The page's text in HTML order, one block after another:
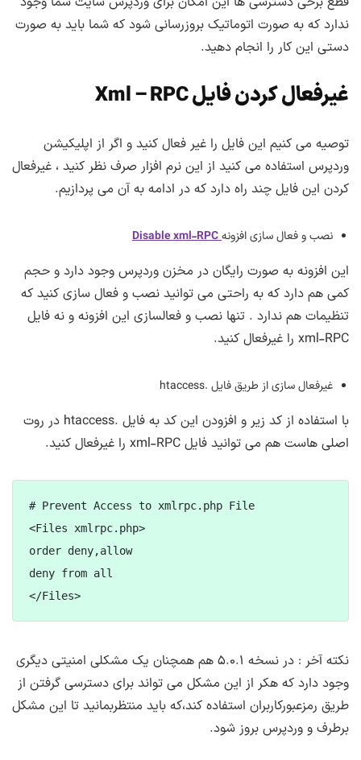
ندارد که به صورت اتوماتیک بروزرسانی شود که شما باید به صورت
دستی این کار را انجام دهید.
غیرفعال کردن فایل Xml – RPC
توصیه می کنیم این فایل را غیر فعال کنید و اگر از اپلیکیشن
وردپرس استفاده می کنید از این نرم افزار صرف نظر کنید ، غیرفعال
کردن این فایل چند راه دارد که در ادامه به آن می پردازیم.
نصب و فعال سازی افزونهDisable xml-RPC
این افزونه به صورت رایگان در مخزن وردپرس وجود دارد و حجم
کمی هم دارد که به راحتی می توانید نصب و فعال سازی کنید که
تنظیمات هم ندارد . تنها نصب و فعالسازی این افزونه و نه فایل
xml-RPC را غیرفعال کنید.
غیرفعال سازی از طریق فایل .htaccess
با استفاده از کد زیر و افزودن این کد به فایل .htaccess در روت
اصلی هاست هم می توانید فایل xml-RPC را غیرفعال کنید.
# Prevent Access to xmlrpc.php File
<Files xmlrpc.php>
order deny,allow
deny from all
</Files>
نکته آخر : در نسخه ۵.۰.۱ هم همچنان یک مشکلی امنیتی دیگری
وجود دارد که هکر از این مشکل می تواند برای دسترسی گرفتن از
طریق رمزعبورکاربران استفاده کند،که باید منتظربمانید تا این مشکل
برطرف و وردپرس بروز شود.